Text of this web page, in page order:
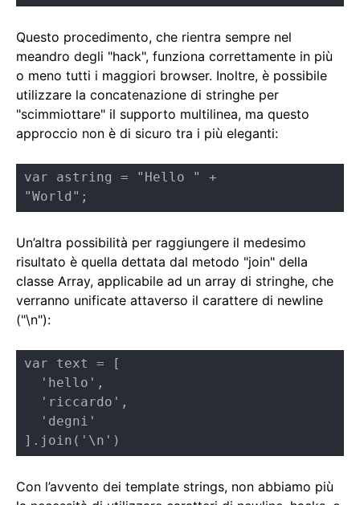
Questo procedimento, che rientra sempre nel
meandro degli "hack", funziona correttamente in più
o meno tutti i maggiori browser. Inoltre, è possibile
utilizzare la concatenazione di stringhe per
"scimmiottare" il supporto multilinea, ma questo
approccio non è di sicuro tra i più eleganti:
var astring = "Hello " +
"World";
Un’altra possibilità per raggiungere il medesimo
risultato è quella dettata dal metodo "join" della
classe Array, applicabile ad un array di stringhe, che
verranno unificate attaverso il carattere di newline
("\n"):
var text = [
].join('\n')
Con l’avvento dei template strings, non abbiamo più